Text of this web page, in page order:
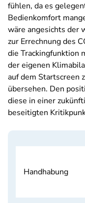
fühlen, da es
Bedienkomfort
wäre angesichts der
zur Errechnung des
die Trackingfunktion
der eigenen
auf dem Startscreen
übersehen. Den
diese in einer
beseitigten
Handhabung